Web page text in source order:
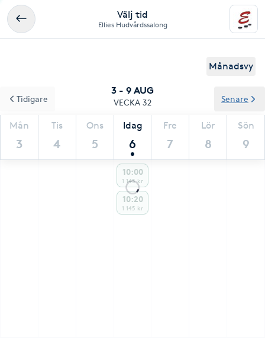
Välj tid
Ellies Hudvårdssalong
Månadsvy
3 - 9 AUG
VECKA 32
Mån
3
Tis
4
Ons
5
Idag
6
Fre
7
Lör
8
Sön
9
Tidigare Senare
10:00
1 145 kr
10:20
1 145 kr